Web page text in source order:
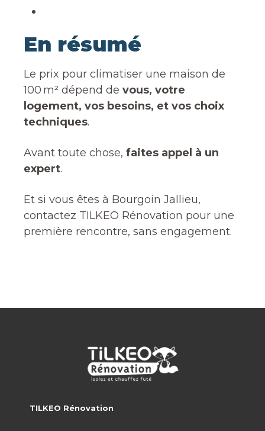
En résumé
Le prix pour climatiser une maison de
100 m² dépend de vous, votre
logement, vos besoins, et vos choix
techniques.
Avant toute chose, faites appel à un
expert.
Et si vous êtes à Bourgoin Jallieu,
contactez TILKEO Rénovation pour une
première rencontre, sans engagement.
TILKEO Rénovation